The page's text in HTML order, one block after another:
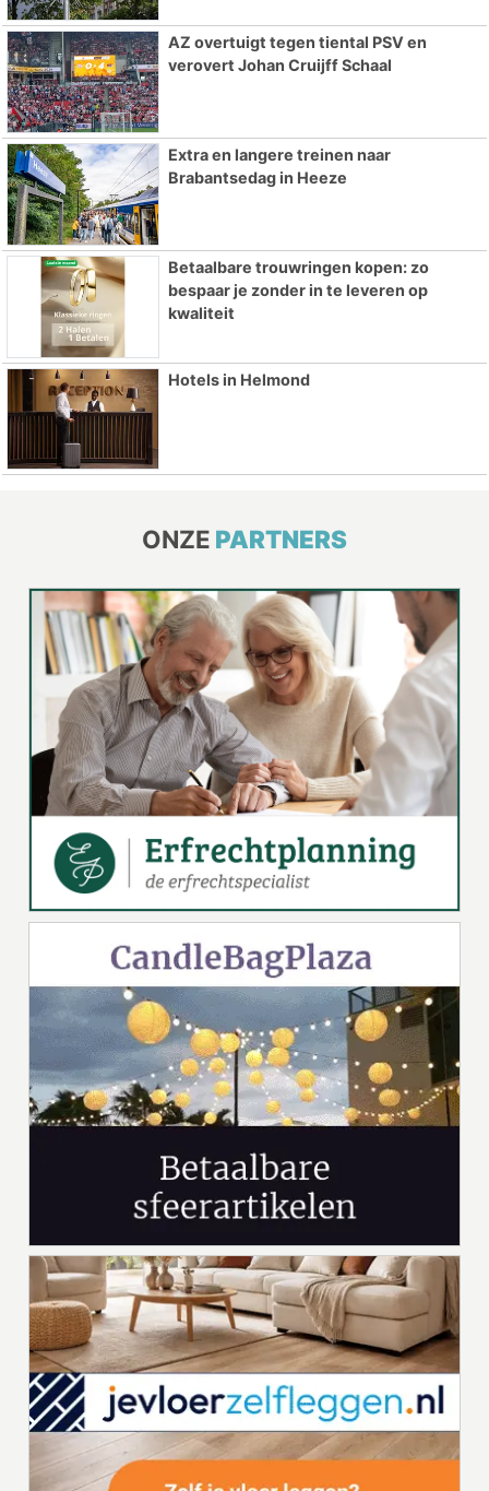
AZ overtuigt tegen tiental PSV en
verovert Johan Cruijff Schaal
Extra en langere treinen naar
Brabantsedag in Heeze
Betaalbare trouwringen kopen: zo
bespaar je zonder in te leveren op
kwaliteit
Hotels in Helmond
ONZE PARTNERS